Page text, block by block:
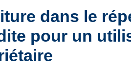
dans le
pour un